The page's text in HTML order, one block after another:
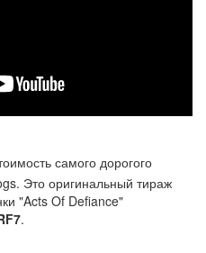
самого дорогого
Это оригинальный тираж
"Acts Of Defiance"
.